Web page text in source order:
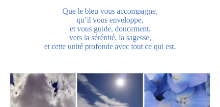
Que le bleu vous accompagne,
qu’il vous enveloppe,
et vous guide, doucement,
vers la sérénité, la sagesse,
et cette unité profonde avec tout ce qui est.